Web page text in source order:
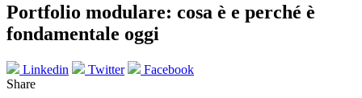
Portfolio modulare: cosa è e perché è
fondamentale oggi
Linkedin Twitter
Facebook
Share